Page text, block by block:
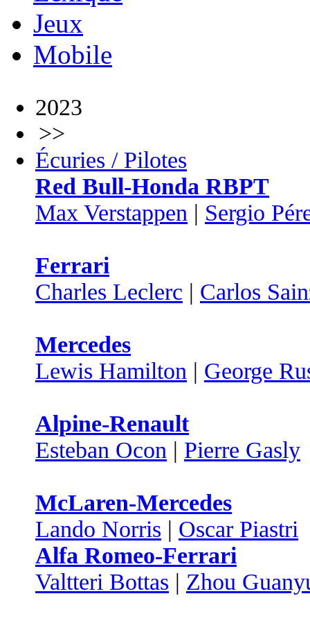
Jeux
Mobile
2023
>>
Écuries / Pilotes
Red Bull-Honda RBPT
Max Verstappen | Sergio
Ferrari
Charles Leclerc | Carlos
Mercedes
Lewis Hamilton | George
Alpine-Renault
Esteban Ocon | Pierre Gasly
McLaren-Mercedes
Lando Norris | Oscar Piastri
Alfa Romeo-Ferrari
Valtteri Bottas | Zhou